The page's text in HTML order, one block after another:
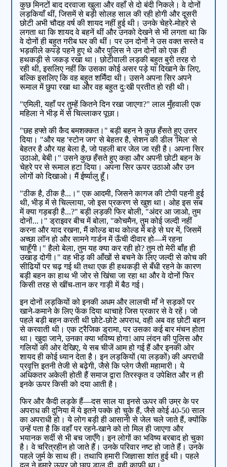
कुछ मिनटों बाद दरवाजा खुला और वहाँ से दो बंदी निकले। वे दोनों
लड़कियाँ थीं, जिसमें से बड़ी सोलह साल की रही होगी और दूसरी
छोटी अभी चौदह वर्ष की शायद नहीं हुई थी। उनके चेहरे-मोहरे से
लगता था कि शायद वे बहनें थीं और उनको देखने से भी लगता था कि
वे दोनों ही बहुत गरीब घर की थीं। पर उन दोनों ने उस वक्त सस्ते व
भड़कीले कपड़े पहने हुए थे और पुलिस ने उन दोनों को एक ही
हथकड़ी से जकड़ रखा था। छोटीवाली लड़की बहुत बुरी तरह रो
रही थी, इसलिए नहीं कि उसका कोई असर पड़े या दिखाने के लिए,
बल्कि इसलिए कि वह बहुत शर्मिंदा थी। उसने अपना सिर अपने
रूमाल में छुपा रखा था और वह बहुत दुःखी प्रतीत हो रही थी।
"एमिली, यहाँ पर तुम्हें कितने दिन रखा जाएगा?" लाल मुँहवाली एक
महिला ने भीड़ में से चिल्लाकर पूछा।
"छह हफ्ते की कैद बमशक्कत।" बड़ी बहन ने कुछ हँसते हुए उत्तर
दिया। "और यह 'स्टोन जग' से बेहतर है, सेशन की डील 'मिल' से
बेहतर है और यह बेला है, जो पहली बार जेल जा रही है। अपना सिर
उठाओ, बेबी।" उसने कुछ हँसते हुए कहा और अपनी छोटी बहन के
चेहरे पर से रूमाल हटा दिया। अपना सिर ऊपर उठाओ और उन
लोगों को दिखाओ। मैं ईर्ष्यालु हूँ।
"ठीक है, ठीक है...।" एक आदमी, जिसने कागज की टोपी पहनी हुई
थी, भीड़ में से चिल्लाया, जो इस प्रकरण से खुश था। ओह इस सब
में क्या गड़बड़ी है...?" बड़ी लड़की फिर बोली, "अंदर आ जाओ, तुम
दोनों...।" ड्राइवर बीच में बोला, "कोचमैन, तुम कोई जल्दी नहीं
करना और याद रखना, मैं कोल्ड बाथ कोल्ड में बड़े से घर में, जिसमें
अच्छा लॉन हो और सामने गार्डन में ऊँची दीवार हो—में रहना
चाहूँगी।" हैलो बेला, तुम यह क्या कर रही हो? तुम तो मेरी बाँह ही
उखाड़ दोगी।" वह भीड़ की आँखों से बचने के लिए जल्दी से कोच की
सीढियों पर चढ़ गई थी तथा एक ही हथकड़ी से बँधी रहने के कारण
बड़ी बहन का हाथ भी जोर से खिंचा जा रहा था और वे दोनों फिर
किसी तरह से खींच-तान कर गाड़ी में बैठ गई।
इन दोनों लड़कियों को इनकी अधम और लालची माँ ने सड़कों पर
खाने-कमाने के लिए फेंक दिया थाचाहे जिस प्रकार से वे रहें। जो
पहले बड़ी बहन करती थी छोटे-छोटे अपराध, वही अब वह छोटी बहन
से करवाती थी। एक ट्रैजिक ड्रामा, पर उसका कई बार मंचन होता
था। खुदा जाने, उनका क्या भविष्य होगा! आप लंदन की पुलिस और
गलियों की ओर देखिए, ये सब चीजें आम हो गई हैं और इनकी ओर
शायद ही कोई ध्यान देता है। इन लड़कियों (या लड़कों) की अपराधी
प्रवृत्ति इतनी तेजी से बढ़ेगी, जैसे कि प्लेग जैसी महामारी। ये
अधिकतर अकेली होती हैं समाज द्वारा तिरस्कृत व उपेक्षित और न ही
इनके ऊपर किसी को दया आती है।
फिर और कैदी लड़के हैं—दस साल या इनसे ऊपर की उम्र के पर
अपराध की दुनिया में ये इतने पक्के हो चुके हैं, जैसे कोई 40-50 साल
का अपराधी हो। ये लोग बड़ी ही आसानी से जेल चले जाते हैं, क्योंकि
उन्हें पता है कि वहाँ पर रहने-खाने को तो मिल ही जाएगा और
भयानक सर्दी से भी बच जाएँगे। इन लोगों का भविष्य बरबाद हो चुका
है। वे चरित्रहीन हो जाते हैं। उनके परिवार नष्ट हो जाते हैं। उनके
पहले जुर्म के साथ ही। तथापि हमारी जिज्ञासा शांत हुई थी। पहले